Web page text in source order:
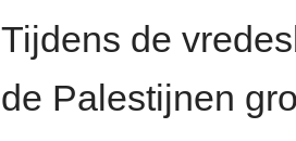
Tijdens de
de Palestijnen